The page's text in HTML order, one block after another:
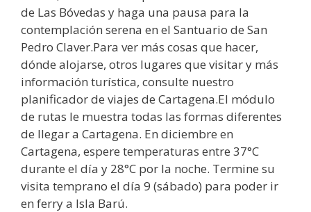
de Las Bóvedas y haga una pausa para la
contemplación serena en el Santuario de San
Pedro Claver.Para ver más cosas que hacer,
dónde alojarse, otros lugares que visitar y más
información turística, consulte nuestro
planificador de viajes de Cartagena.El módulo
de rutas le muestra todas las formas diferentes
de llegar a Cartagena. En diciembre en
Cartagena, espere temperaturas entre 37°C
durante el día y 28°C por la noche. Termine su
visita temprano el día 9 (sábado) para poder ir
en ferry a Isla Barú.